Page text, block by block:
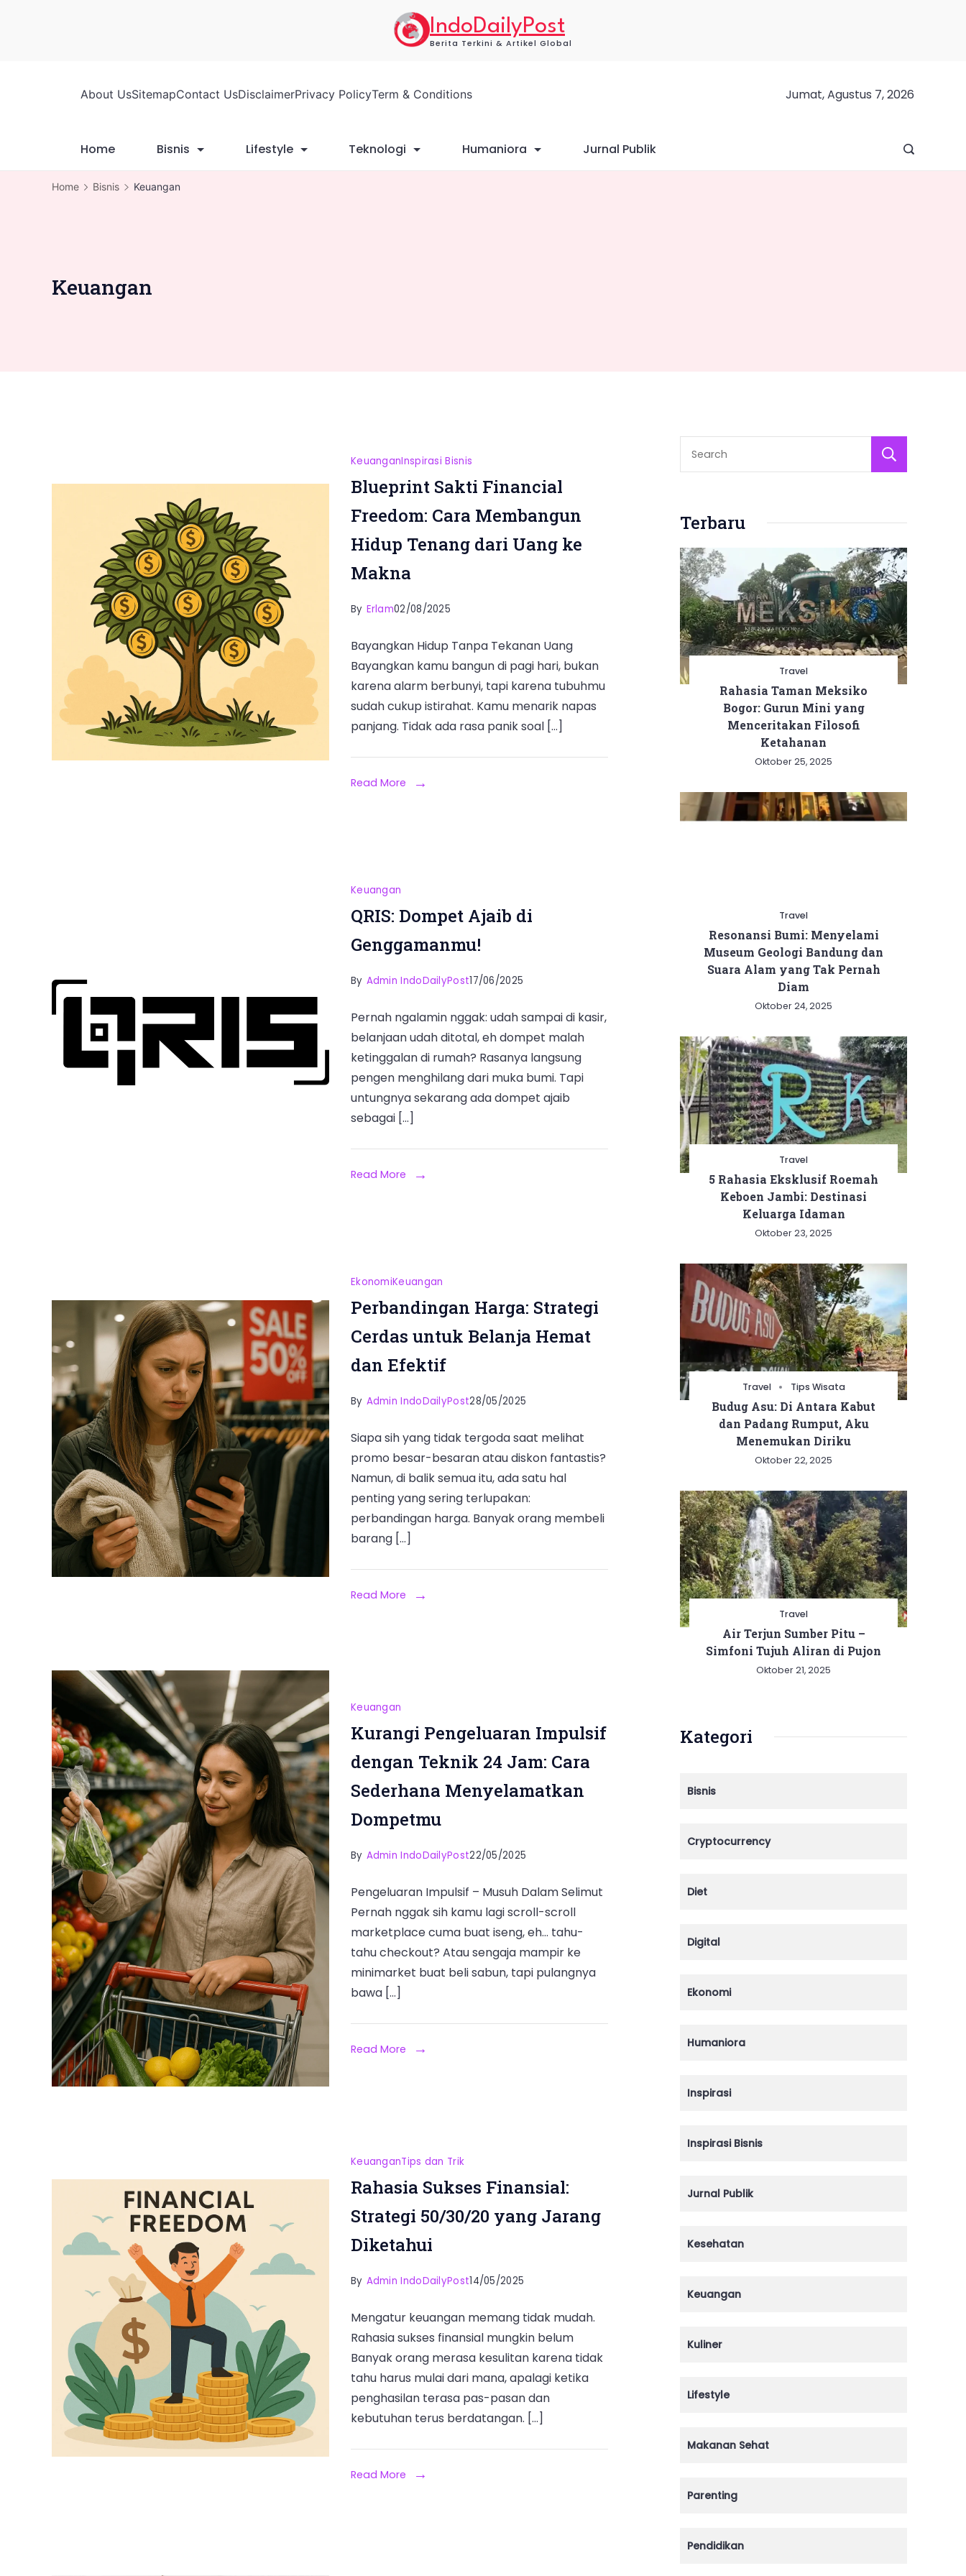
IndoDailyPost
Berita Terkini & Artikel Global
About UsSitemapContact UsDisclaimerPrivacy PolicyTerm & Conditions Jumat, Agustus 7, 2026
Home Bisnis Lifestyle Teknologi Humaniora Jurnal Publik
Home Bisnis Keuangan
Keuangan
KeuanganInspirasi Bisnis
Blueprint Sakti Financial
Freedom: Cara Membangun
Hidup Tenang dari Uang ke
Makna
By Erlam02/08/2025
Bayangkan Hidup Tanpa Tekanan Uang
Bayangkan kamu bangun di pagi hari, bukan
karena alarm berbunyi, tapi karena tubuhmu
sudah cukup istirahat. Kamu menarik napas
panjang. Tidak ada rasa panik soal […]
Read More
Keuangan
QRIS: Dompet Ajaib di
Genggamanmu!
By Admin IndoDailyPost17/06/2025
Pernah ngalamin nggak: udah sampai di kasir,
belanjaan udah ditotal, eh dompet malah
ketinggalan di rumah? Rasanya langsung
pengen menghilang dari muka bumi. Tapi
untungnya sekarang ada dompet ajaib
sebagai […]
Read More
EkonomiKeuangan
Perbandingan Harga: Strategi
Cerdas untuk Belanja Hemat
dan Efektif
By Admin IndoDailyPost28/05/2025
Siapa sih yang tidak tergoda saat melihat
promo besar-besaran atau diskon fantastis?
Namun, di balik semua itu, ada satu hal
penting yang sering terlupakan:
perbandingan harga. Banyak orang membeli
barang […]
Read More
Keuangan
Kurangi Pengeluaran Impulsif
dengan Teknik 24 Jam: Cara
Sederhana Menyelamatkan
Dompetmu
By Admin IndoDailyPost22/05/2025
Pengeluaran Impulsif – Musuh Dalam Selimut
Pernah nggak sih kamu lagi scroll-scroll
marketplace cuma buat iseng, eh… tahu-
tahu checkout? Atau sengaja mampir ke
minimarket buat beli sabun, tapi pulangnya
bawa […]
Read More
KeuanganTips dan Trik
Rahasia Sukses Finansial:
Strategi 50/30/20 yang Jarang
Diketahui
By Admin IndoDailyPost14/05/2025
Mengatur keuangan memang tidak mudah.
Rahasia sukses finansial mungkin belum
Banyak orang merasa kesulitan karena tidak
tahu harus mulai dari mana, apalagi ketika
penghasilan terasa pas-pasan dan
kebutuhan terus berdatangan. […]
Read More
Terbaru
Travel
Rahasia Taman Meksiko
Bogor: Gurun Mini yang
Menceritakan Filosofi
Ketahanan
Oktober 25, 2025
Travel
Resonansi Bumi: Menyelami
Museum Geologi Bandung dan
Suara Alam yang Tak Pernah
Diam
Oktober 24, 2025
Travel
5 Rahasia Eksklusif Roemah
Keboen Jambi: Destinasi
Keluarga Idaman
Oktober 23, 2025
Travel Tips Wisata
Budug Asu: Di Antara Kabut
dan Padang Rumput, Aku
Menemukan Diriku
Oktober 22, 2025
Travel
Air Terjun Sumber Pitu –
Simfoni Tujuh Aliran di Pujon
Oktober 21, 2025
Kategori
Bisnis
Cryptocurrency
Diet
Digital
Ekonomi
Humaniora
Inspirasi
Inspirasi Bisnis
Jurnal Publik
Kesehatan
Keuangan
Kuliner
Lifestyle
Makanan Sehat
Parenting
Pendidikan